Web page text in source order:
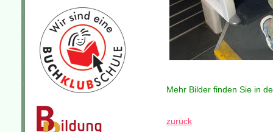
Mehr Bilder finden Sie in
zurück